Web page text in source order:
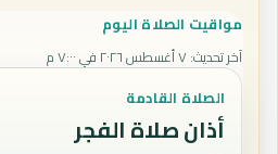
مواقيت الصلاة اليوم
آخر تحديث:٧ أغسطس ٢٠٢٦ في ٧:٠٠ م
الصلاة القادمة
أذان صلاة الفجر